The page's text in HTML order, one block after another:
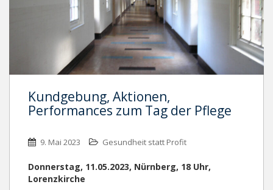
Kundgebung, Aktionen,
Performances zum Tag der Pflege
9. Mai 2023 Gesundheit statt Profit
Donnerstag, 11.05.2023, Nürnberg, 18 Uhr,
Lorenzkirche